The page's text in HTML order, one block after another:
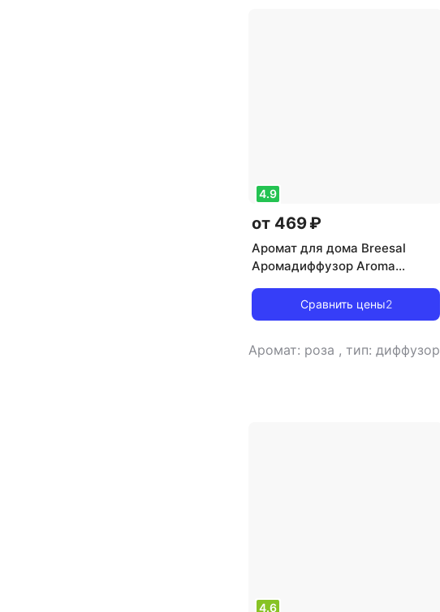
4.9
от 469 ₽
Аромат для дома Breesal
Аромадиффузор Aroma
Сравнить цены2
Аромат: роза , тип: диффузор
4.6